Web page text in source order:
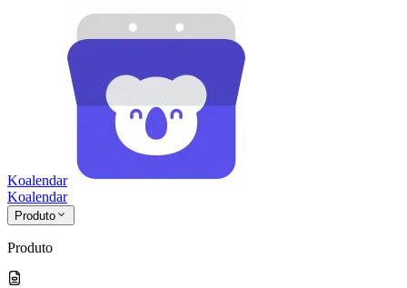
Koalendar
Koalendar
Produto
Produto